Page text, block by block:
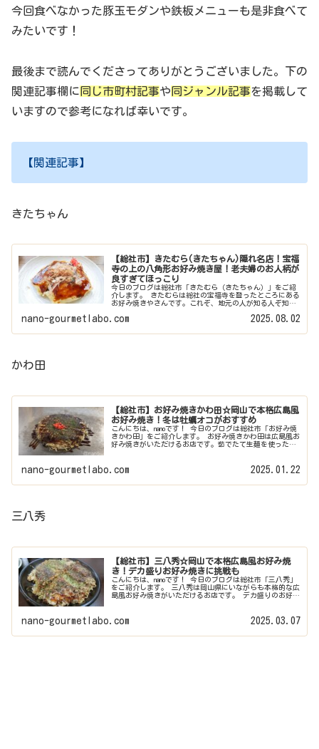
今回食べなかった豚玉モダンや鉄板メニューも是非食べて
みたいです！
最後まで読んでくださってありがとうございました。下の
関連記事欄に 同じ市町村記事や 同ジャンル記事を掲載して
いますので参考になれば幸いです。
【関連記事】
きたちゃん
【総社市】きたむら(きたちゃん)隠れ名店！宝福
寺の上の八角形お好み焼き屋！老夫婦のお人柄が
良すぎてほっこり
今日のブログは総社市「きたむら（きたちゃん）」をご紹
介します。 きたむらは総社の宝福寺を登ったところにある
お好み焼きやさんです。これぞ、地元の人が知る人ぞ知る
すが、私にとってはまさにおば...
nano-gourmetlabo.com 2025.08.02
かわ田
【総社市】お好み焼きかわ田☆岡山で本格広島風
お好み焼き！冬は牡蠣オコがおすすめ
こんにちは、nanoです！ 今日のブログは総社市「お好み焼
きかわ田」をご紹介します。 お好み焼きかわ田は広島風お
好み焼きがいただけるお店です。茹でたて生麺を使ったモ
nano-gourmetlabo.com 2025.01.22
三八秀
【総社市】三八秀☆岡山で本格広島風お好み焼
き！デカ盛りお好み焼きに挑戦も
こんにちは、nanoです！ 今日のブログは総社市「三八秀」
をご紹介します。 三八秀は岡山県にいながらも本格的な広
島風お好み焼きがいただけるお店です。 デカ盛りのお好み
nano-gourmetlabo.com 2025.03.07